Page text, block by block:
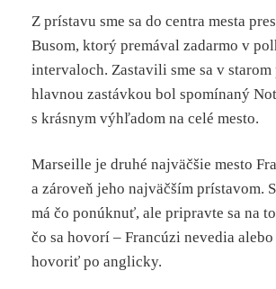
Z prístavu sme sa do centra mesta
Busom, ktorý premával zadarmo v
intervaloch. Zastavili sme sa v starom
hlavnou zastávkou bol spomínaný
s krásnym výhľadom na celé mesto.
Marseille je druhé najväčšie mesto
a zároveň jeho najväčším prístavom.
má čo ponúknuť, ale pripravte sa na
čo sa hovorí – Francúzi nevedia alebo
hovoriť po anglicky.